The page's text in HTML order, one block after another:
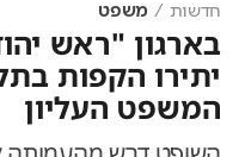
חדשות משפט
בארגון "ראש
יתירו הקפות
המשפט העליון